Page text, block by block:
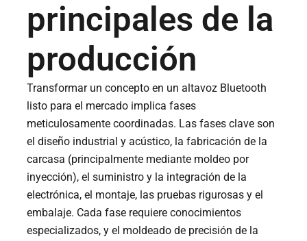
principales de la
producción
Transformar un concepto en un altavoz Bluetooth
listo para el mercado implica fases
meticulosamente coordinadas. Las fases clave son
el diseño industrial y acústico, la fabricación de la
carcasa (principalmente mediante moldeo por
inyección), el suministro y la integración de la
electrónica, el montaje, las pruebas rigurosas y el
embalaje. Cada fase requiere conocimientos
especializados, y el moldeado de precisión de la